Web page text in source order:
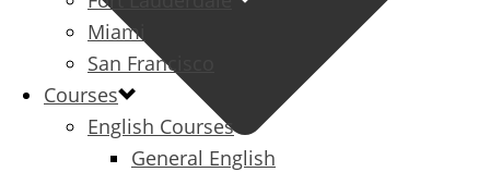
Miami
San Francisco
Courses
English Courses
General English